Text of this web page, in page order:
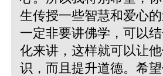
生传授一些智慧和爱心
一定非要讲佛学，可以
化来讲，这样就可以让
识，而且提升道德。希